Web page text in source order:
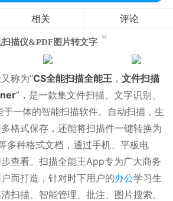
相关 评论
扫描仪&PDF图片转文字
称为“CS全能扫描全能王 ，文件扫描
”，是一款集文件扫描、文字识别、
一体的智能扫描软件。自动扫描，生
格式保存，还能将扫描件一键转换为
多种格式文档，通过手机、平板电
查看。扫描全能王App专为广大商务
而打造，针对时下用户的办公学习生
扫描、智能管理、批注、图片搜索、